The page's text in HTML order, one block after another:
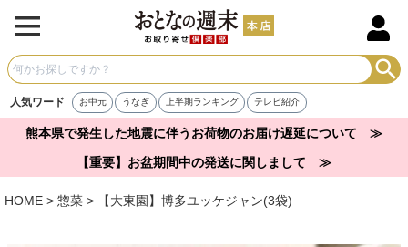
人気ワード お中元 うなぎ 上半期ランキング テレビ紹介
熊本県で発生した地震に伴うお荷物のお届け遅延について ≫
【重要】お盆期間中の発送に関しまして ≫
HOME 惣菜 【大東園】博多ユッケジャン(3袋)